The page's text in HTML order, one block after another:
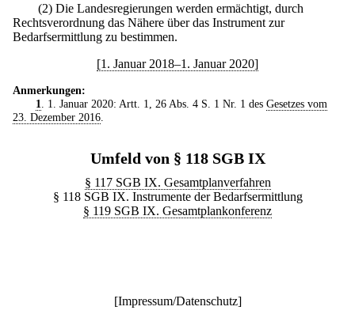
(2) Die Landesregierungen werden ermächtigt, durch
Rechtsverordnung das Nähere über das Instrument zur
Bedarfsermittlung zu bestimmen.
[1. Januar 2018–1. Januar 2020]
Anmerkungen:
1
. 1. Januar 2020: Artt. 1, 26 Abs. 4 S. 1 Nr. 1 des Gesetzes vom
23. Dezember 2016
Umfeld von § 118 SGB IX
§ 117 SGB IX. Gesamtplanverfahren
§ 118 SGB IX. Instrumente der Bedarfsermittlung
§ 119 SGB IX. Gesamtplankonferenz
[Impressum/Datenschutz]